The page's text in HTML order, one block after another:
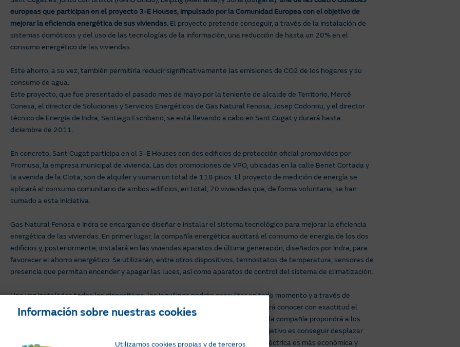
europeas que participan en el proyecto 3-E Houses, impulsado por la Comunidad Europea con el objetivo de
mejorar la eficiencia energética de sus viviendas. El proyecto pretende conseguir, a través de la instalación de
sistemas domóticos y del uso de las tecnologías de la información, una reducción de hasta un 20% en el
consumo energético de las viviendas.
Este ahorro, a su vez, también permitiría reducir significativamente las emisiones de CO2 de los hogares y su
consumo de agua.
Este proyecto, que fue presentado el pasado mes de mayo por la teniente de alcalde de Territorio, Mercè
Conesa, el director de Soluciones y Servicios Energéticos de Gas Natural Fenosa, Josep Codorniu, y el director
técnico de Energía de Indra, Santiago Escribano, se está llevando a cabo en Sant Cugat y durará hasta
diciembre de 2011.
En concreto, Sant Cugat participa en el 3-E Houses con dos edificios de protección oficial promovidos por
Promusa, la empresa municipal de vivienda. Las dos promociones de VPO, ubicadas en la calle Benet Cortada y
la avenida de la Clota, son de alquiler y suman un total de 118 pisos. El proyecto de medición de energía se
aplicará al consumo comunitario de ambos edificios, en total, 70 viviendas que, de forma voluntaria, se han
sumado a esta iniciativa.
Gas Natural Fenosa e Indra se encargan de diseñar e instalar el sistema tecnológico para mejorar la eficiencia
energética de las viviendas. En primer lugar, la compañía energética auditará el consumo de energía de los dos
edificios y, posteriormente, instalará en las viviendas aparatos de última generación, diseñados por Indra, para
favorecer el ahorro energético. Se utilizarán, entre otros dispositivos, termostatos de temperatura, sensores de
presencia que permitan encender y apagar las luces, así como aparatos de control del sistema de climatización.
Una vez instalados todos los dispositivos, los inquilinos podrán consultar en todo momento y a través de
internet el consumo real de su vivienda. De esta forma, Gas Natural Fenosa podrá conocer con exactitud el
perfil energético de cada vivienda. Con esta información, el personal técnico de la compañía propondrá a los
inquilinos una estrategia para atenuar la curva de su consumo energético. El objetivo es conseguir desplazar
parte del consumo de las viviendas a las horas valle, en las que la generación eléctrica es más económica y
Información sobre nuestras cookies
Utilizamos cookies propias y de terceros